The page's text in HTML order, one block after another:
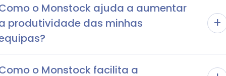
o Monstock ajuda a aumentar
produtividade das minhas
+
o Monstock facilita a